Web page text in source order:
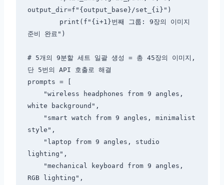
output_dir=f"{output_base}/set_{i}")
준비 완료")
# 5개의 9분할 세트 일괄 생성 = 총 45장의 이미지,
단 5번의 API 호출로 해결
prompts = [
white background",
style",
lighting",
RGB lighting",